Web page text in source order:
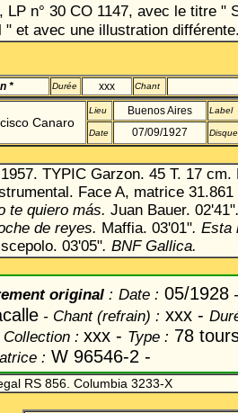
n° 30 CO 1147, avec le titre "
" et avec une illustration
* Durée xxx Chant
Canaro
Lieu Buenos Aires Label
Date 07/09/1927 Disque
TYPIC Garzon. 45 T. 17
Face A, matrice
te quiero más. Juan Bauer. 02'41"
de reyes. Maffia. 03'01". Esta
03'05". BNF Gallica.
original : Date : 05/1928
- Chant(refrain) : xxx -
Collection : xxx - Type : 78
: W 96546-2 -
RS 856. Columbia 3233-X